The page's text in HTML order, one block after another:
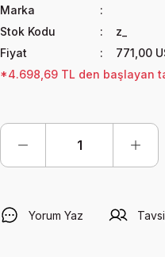
Marka
Stok Kodu
z_
Fiyat
771,00
*4.698,69 TL den başlayan
Yorum Yaz